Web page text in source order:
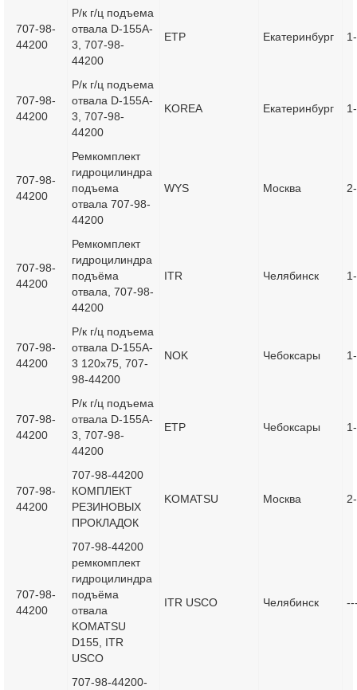
707-98-
44200
Р/к г/ц подъема
отвала D-155A-
3, 707-98-
44200
ETP Екатеринбург
707-98-
44200
Р/к г/ц подъема
отвала D-155A-
3, 707-98-
44200
KOREA Екатеринбург
707-98-
44200
Ремкомплект
гидроцилиндра
подъема
отвала 707-98-
44200
WYS Москва
707-98-
44200
Ремкомплект
гидроцилиндра
подъёма
отвала, 707-98-
44200
ITR Челябинск
707-98-
44200
Р/к г/ц подъема
отвала D-155A-
3 120х75, 707-
98-44200
NOK Чебоксары
707-98-
44200
Р/к г/ц подъема
отвала D-155A-
3, 707-98-
44200
ETP Чебоксары
707-98-
44200
707-98-44200
КОМПЛЕКТ
РЕЗИНОВЫХ
ПРОКЛАДОК
KOMATSU Москва
707-98-
44200
707-98-44200
ремкомплект
гидроцилиндра
подъёма
отвала
KOMATSU
D155, ITR
USCO
ITR USCO Челябинск
707-98-44200-